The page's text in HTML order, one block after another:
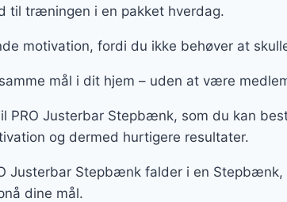
til træningen i en pakket hverdag.
motivation, fordi du ikke behøver at
mål i dit hjem – uden at være
PRO Justerbar Stepbænk, som du kan
og dermed hurtigere resultater.
Justerbar Stepbænk falder i en
dine mål.